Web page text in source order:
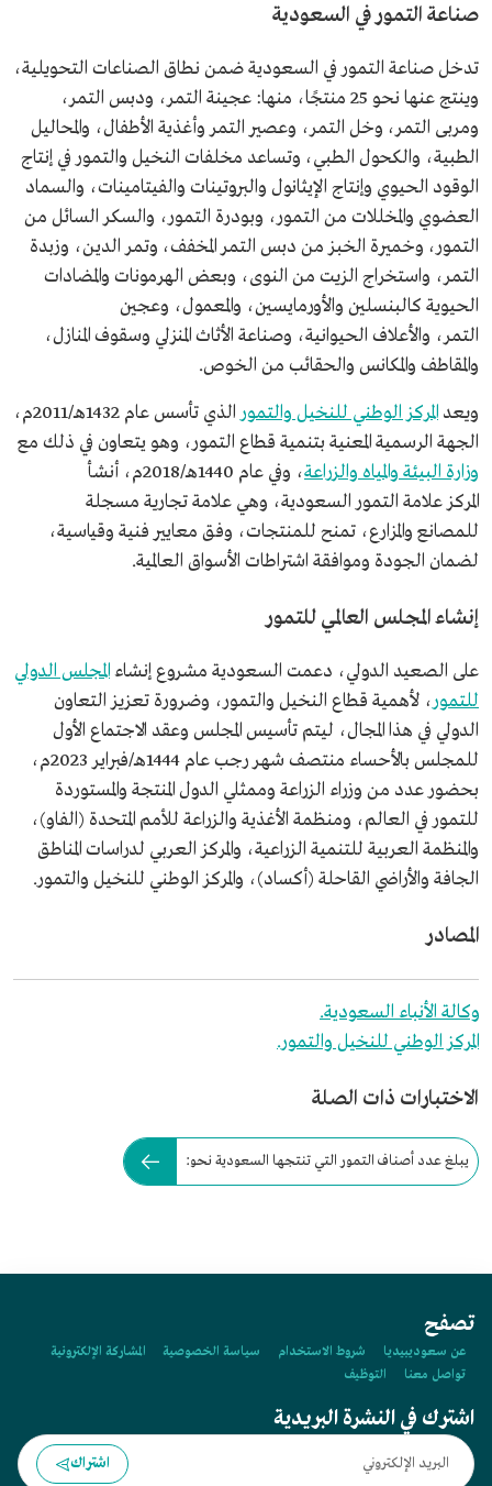
صناعة التمور في السعودية
تدخل صناعة التمور في السعودية ضمن نطاق الصناعات التحويلية،
وينتج عنها نحو 25 منتجًا، منها: عجينة التمر، ودبس التمر،
ومربى التمر، وخل التمر، وعصير التمر وأغذية الأطفال، والمحاليل
الطبية، والكحول الطبي، وتساعد مخلفات النخيل والتمور في إنتاج
الوقود الحيوي وإنتاج الإيثانول والبروتينات والفيتامينات، والسماد
العضوي والمخللات من التمور، وبودرة التمور، والسكر السائل من
التمور، وخميرة الخبز من دبس التمر المخفف، وتمر الدين، وزبدة
التمر، واستخراج الزيت من النوى، وبعض الهرمونات والمضادات
الحيوية كالبنسلين والأورمايسين، والمعمول، وعجين
التمر، والأعلاف الحيوانية، وصناعة الأثاث المنزلي وسقوف المنازل،
والمقاطف والمكانس والحقائب من الخوص.
ويعد المركز الوطني للنخيل والتمور
الذي تأسس عام 1432هـ/2011م،
الجهة الرسمية المعنية بتنمية قطاع التمور، وهو يتعاون في ذلك مع
وزارة البيئة والمياه والزراعة
، وفي عام 1440هـ/2018م، أنشأ
المركز علامة التمور السعودية، وهي علامة تجارية مسجلة
للمصانع والمزارع، تمنح للمنتجات، وفق معايير فنية وقياسية،
لضمان الجودة وموافقة اشتراطات الأسواق العالمية.
إنشاء المجلس العالمي للتمور
على الصعيد الدولي، دعمت السعودية مشروع إنشاءالمجلس الدولي
للتمور، لأهمية قطاع النخيل والتمور، وضرورة تعزيز التعاون
الدولي في هذا المجال، ليتم تأسيس المجلس وعقد الاجتماع الأول
للمجلس بالأحساء منتصف شهر رجب عام 1444هـ/فبراير 2023م،
بحضور عدد من وزراء الزراعة وممثلي الدول المنتجة والمستوردة
للتمور في العالم، ومنظمة الأغذية والزراعة للأمم المتحدة (الفاو)،
والمنظمة العربية للتنمية الزراعية، والمركز العربي لدراسات المناطق
الجافة والأراضي القاحلة (أكساد)، والمركز الوطني للنخيل والتمور.
المصادر
وكالة الأنباء السعودية.
المركز الوطني للنخيل والتمور.
الاختبارات ذات الصلة
يبلغ عدد أصناف التمور التي تنتجها السعودية نحو:
تصفح
عن سعوديبيديا شروط الاستخدام سياسة الخصوصية
المشاركة الإلكترونية
تواصل معنا
التوظيف
اشترك في النشرة البريدية
اشتراك